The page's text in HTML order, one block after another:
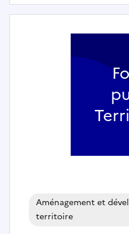
Aménagement et
territoire